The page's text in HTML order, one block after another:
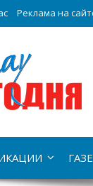
Реклама на